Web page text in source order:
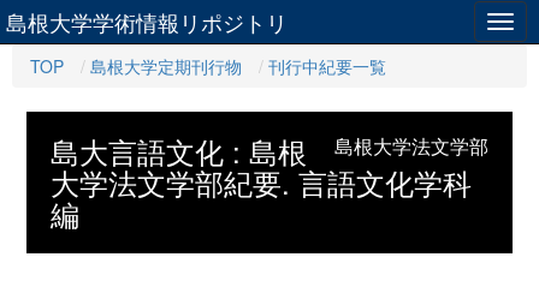
島根大学学術情報リポジトリ
TOP 島根大学定期刊行物 刊行中紀要一覧
島根大学法文学部
島大言語文化 : 島根
大学法文学部紀要. 言語文化学科
編